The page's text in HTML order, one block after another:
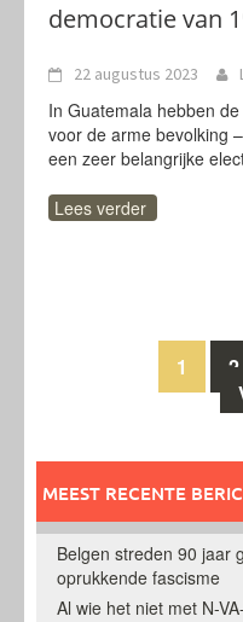
democratie van
22 augustus 2023
In Guatemala hebben
voor de arme bevolking
een zeer belangrijke
Lees verder
Berichten
1 2
MEEST RECENTE
Belgen streden 90 jaar
oprukkende fascisme
Al wie het niet met N-